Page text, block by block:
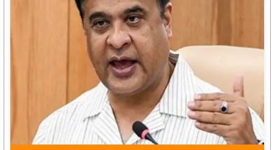
बिलावल भुट्टो द्वारा सिंधु नदी और भारत को लेकर दिए गए
बयान पर भारत के केंद्रीय मंत्रियों की कड़ी प्रतिक्रिया